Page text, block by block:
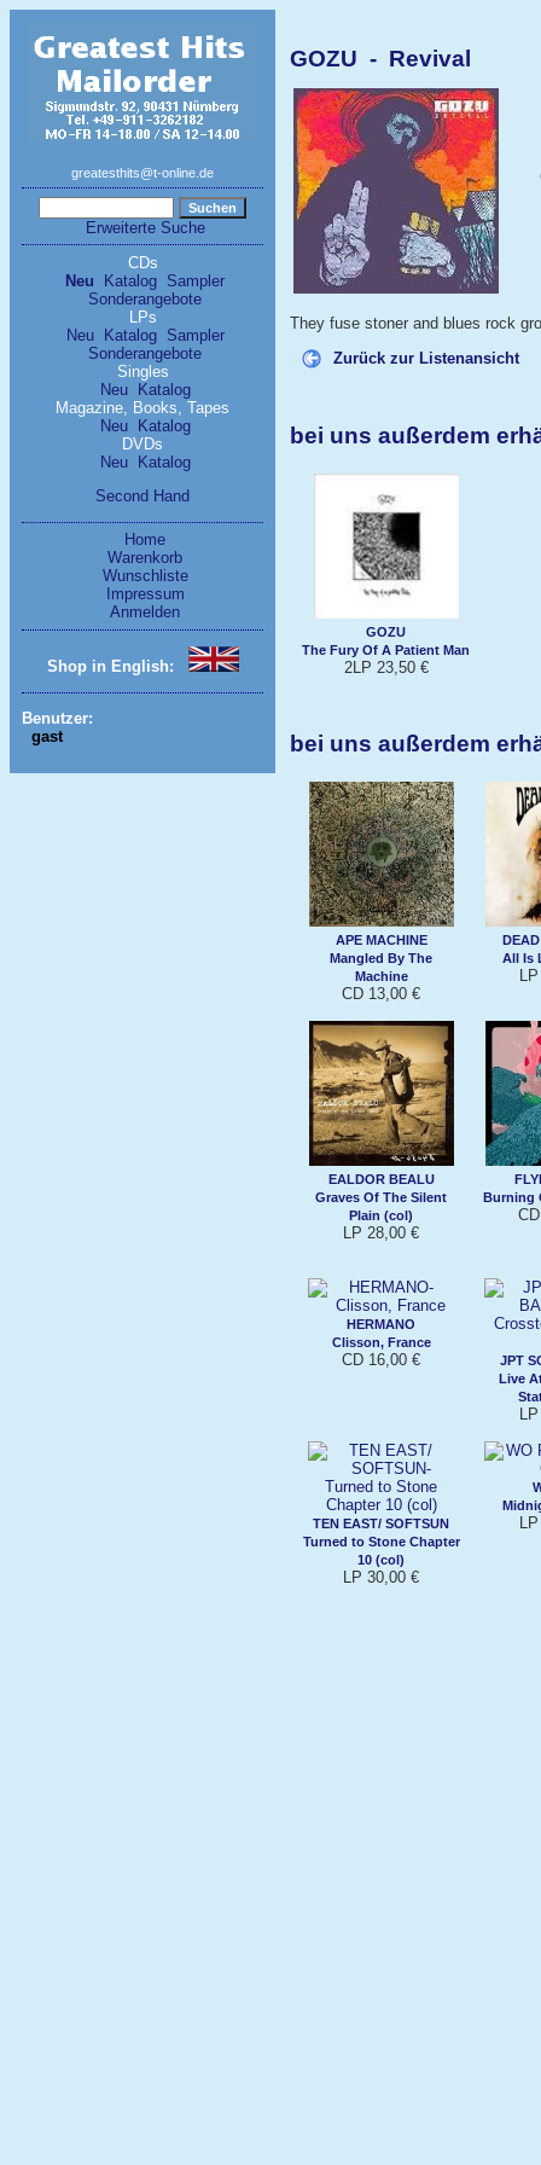
greatesthits@t-online.de
Erweiterte Suche
CDs
Neu
Katalog Sampler
Sonderangebote
LPs
Neu
Katalog
Sampler
Sonderangebote
Singles
Neu
Katalog
Magazine, Books, Tapes
Neu
Katalog
DVDs
Neu
Katalog
Second Hand
Home
Warenkorb
Wunschliste
Impressum
Anmelden
Shop in English:
Benutzer:
gast
GOZU - Revival
They fuse stoner and blues rock
Zurück zur Listenansicht
bei uns außerdem
GOZU
The Fury Of A Patient Man
2LP 23,50 €
bei uns außerdem
APE MACHINE
Mangled By The
Machine
CD 13,00 €
All Is
EALDOR BEALU
Graves Of The Silent
Plain (col)
LP 28,00 €
Burning
HERMANO
Clisson, France
CD 16,00 €
JPT
Live
TEN EAST/ SOFTSUN
Turned to Stone Chapter
10 (col)
LP 30,00 €